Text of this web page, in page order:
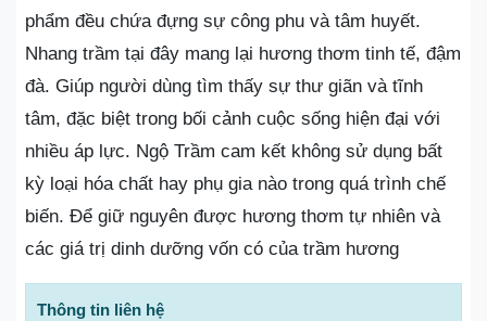
phẩm đều chứa đựng sự công phu và tâm huyết.
Nhang trầm tại đây mang lại hương thơm tinh tế, đậm
đà. Giúp người dùng tìm thấy sự thư giãn và tĩnh
tâm, đặc biệt trong bối cảnh cuộc sống hiện đại với
nhiều áp lực. Ngộ Trầm cam kết không sử dụng bất
kỳ loại hóa chất hay phụ gia nào trong quá trình chế
biến. Để giữ nguyên được hương thơm tự nhiên và
các giá trị dinh dưỡng vốn có của trầm hương
Thông tin liên hệ